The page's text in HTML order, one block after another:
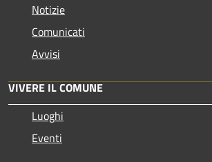
Notizie
Comunicati
Avvisi
VIVERE IL COMUNE
Luoghi
Eventi